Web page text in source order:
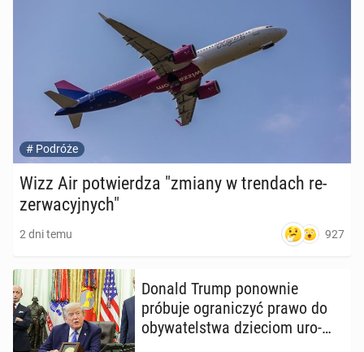
# Podróże
Wizz Air po­twier­dza "zmiany w tren­dach re­
zer­wa­cyj­nych"
2 dni temu 927
Donald Trump po­now­nie
próbuje ogra­ni­czyć prawo do
oby­wa­tel­stwa dzie­ciom uro­